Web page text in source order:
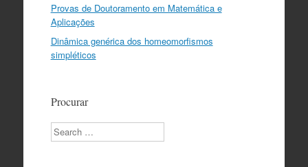
Provas de Doutoramento em Matemática e
Aplicações
Dinâmica genérica dos homeomorfismos
simpléticos
Procurar
Search